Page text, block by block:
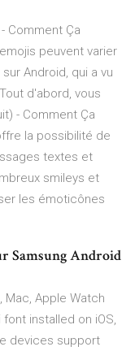
Comment Ça
peuvent varier
Android, qui a vu
d'abord, vous
- Comment Ça
la possibilité de
textes et
smileys et
les émoticônes
Samsung Android
Mac, Apple Watch
installed on iOS,
devices support